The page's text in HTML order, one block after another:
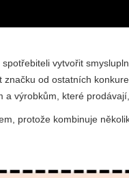
vytvořit
od ostatních
výrobkům, které
protože kombinuje